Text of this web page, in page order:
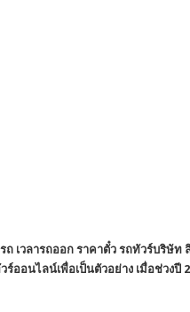
ถ เวลารถออก ราคาตั๋ว รถทัวร์บริษั
ร์ออนไลน์เพื่อเป็นตัวอย่าง เมื่อช่วงปี